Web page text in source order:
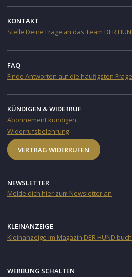
KONTAKT
Stelle Deine Frage an das Team DER
FAQ
Finde Antworten auf die häufigsten
KÜNDIGEN & WIDERRUF
Abonnement kündigen
Widerrufsbelehrung
VERTRAG WIDERRUFEN
NEWSLETTER
Melde dich hier zum Newsletter an
KLEINANZEIGE
Kleinanzeige im Magazin DER HUND
WERBUNG SCHALTEN